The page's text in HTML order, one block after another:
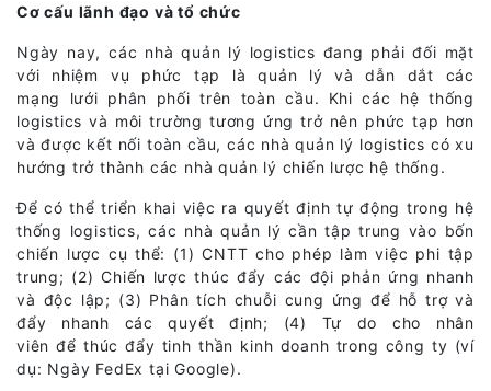
Cơ cấu lãnh đạo và tổ chức
Ngày nay, các nhà quản lý logistics đang phải đối mặt
với nhiệm vụ phức tạp là quản lý và dẫn dắt các
mạng lưới phân phối trên toàn cầu. Khi các hệ thống
logistics và môi trường tương ứng trở nên phức tạp hơn
và được kết nối toàn cầu, các nhà quản lý logistics có xu
hướng trở thành các nhà quản lý chiến lược hệ thống.
Để có thể triển khai việc ra quyết định tự động trong hệ
thống logistics, các nhà quản lý cần tập trung vào bốn
chiến lược cụ thể: (1) CNTT cho phép làm việc phi tập
trung; (2) Chiến lược thúc đẩy các đội phản ứng nhanh
và độc lập; (3) Phân tích chuỗi cung ứng để hỗ trợ và
đẩy nhanh các quyết định; (4) Tự do cho nhân
viên để thúc đẩy tinh thần kinh doanh trong công ty (ví
dụ: Ngày FedEx tại Google).